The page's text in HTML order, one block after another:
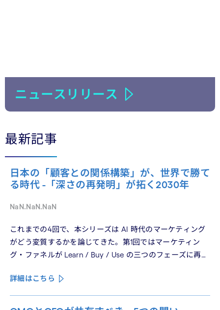
ニュースリリース
最新記事
日本の「顧客との関係構築」が、世界で勝て
る時代 -「深さの再発明」が拓く2030年
NaN.NaN.NaN
これまでの4回で、本シリーズは AI 時代のマーケティング
がどう変質するかを論じてきた。第1回ではマーケティン
グ・ファネルが Learn / Buy / Use の三つのフェーズに再構
パーソナライゼーションの罠を、第3回では Learn フェーズ
CMO と CEO が共有すべき5つの問いを論じた。シリーズ
詳細はこちら